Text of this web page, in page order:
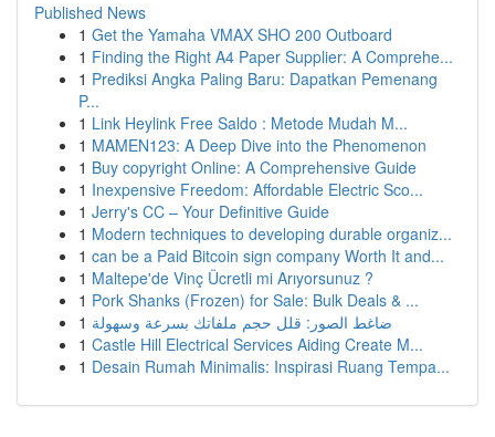
Published News
1 Get the Yamaha VMAX SHO 200 Outboard
1 Finding the Right A4 Paper Supplier: A Comprehe...
1 Prediksi Angka Paling Baru: Dapatkan Pemenang
P...
1 Link Heylink Free Saldo : Metode Mudah M...
1 MAMEN123: A Deep Dive into the Phenomenon
1 Buy copyright Online: A Comprehensive Guide
1 Inexpensive Freedom: Affordable Electric Sco...
1 Jerry's CC – Your Definitive Guide
1 Modern techniques to developing durable organiz...
1 can be a Paid Bitcoin sign company Worth It and...
1 Maltepe'de Vinç Ücretli mi Arıyorsunuz ?
1 Pork Shanks (Frozen) for Sale: Bulk Deals & ...
1 ضاغط الصور: قلل حجم ملفاتك بسرعة وسهولة
1 Castle Hill Electrical Services Aiding Create M...
1 Desain Rumah Minimalis: Inspirasi Ruang Tempa...